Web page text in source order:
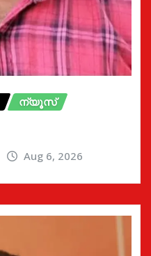
ന്യൂസ്
Aug 6, 2026